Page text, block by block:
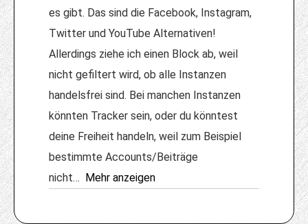
es gibt. Das sind die Facebook, Instagram,
Twitter und YouTube Alternativen!
Allerdings ziehe ich einen Block ab, weil
nicht gefiltert wird, ob alle Instanzen
handelsfrei sind. Bei manchen Instanzen
könnten Tracker sein, oder du könntest
deine Freiheit handeln, weil zum Beispiel
bestimmte Accounts/Beiträge
nicht
Mehr anzeigen